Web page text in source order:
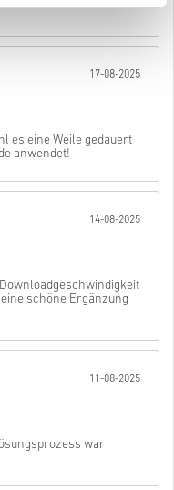
sicheren Link zu deinem
17-08-2025
es eine Weile gedauert
anwendet!
14-08-2025
schöne Ergänzung
11-08-2025
war